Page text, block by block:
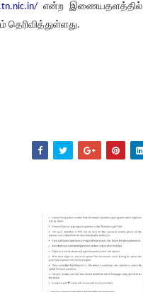
என்ற இணையதளத்தில்
தெரிவித்துள்ளது.